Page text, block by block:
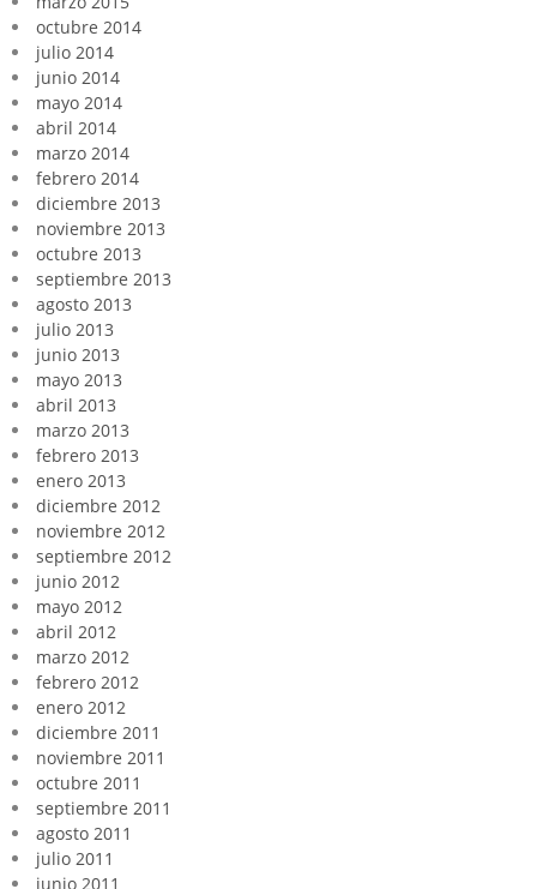
octubre 2014
julio 2014
junio 2014
mayo 2014
abril 2014
marzo 2014
febrero 2014
diciembre 2013
noviembre 2013
octubre 2013
septiembre 2013
agosto 2013
julio 2013
junio 2013
mayo 2013
abril 2013
marzo 2013
febrero 2013
enero 2013
diciembre 2012
noviembre 2012
septiembre 2012
junio 2012
mayo 2012
abril 2012
marzo 2012
febrero 2012
enero 2012
diciembre 2011
noviembre 2011
octubre 2011
septiembre 2011
agosto 2011
julio 2011
junio 2011